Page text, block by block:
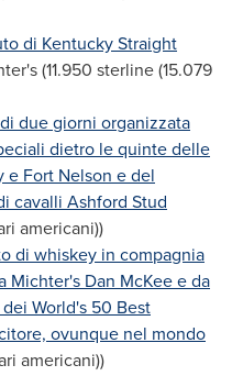
di Kentucky Straight
(11.950 sterline (15.079
di due giorni organizzata
dietro le quinte delle
Fort Nelson e del
cavalli Ashford Stud
americani))
di whiskey in compagnia
Michter's Dan McKeee da
World's 50 Best
ovunque nel mondo
americani))